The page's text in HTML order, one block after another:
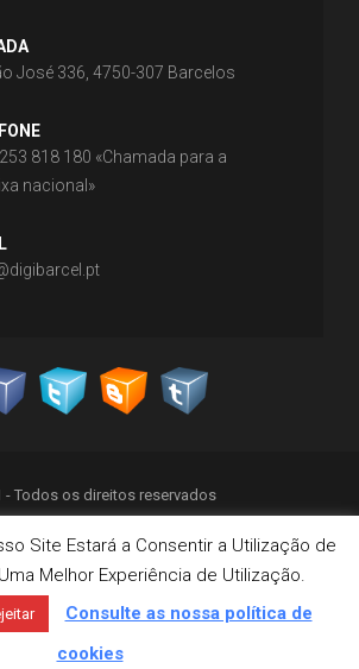
José 336, 4750-307 Barcelos
818 180 «Chamada para a
nacional»
- Todos os direitos reservados
Política de Privacidade
Termos & Condições
Política de Cookies
de Reclamações on-line
Site Estará a Consentir a Utilização de
Uma Melhor Experiência de Utilização.
Consulte as nossa política de
cookies